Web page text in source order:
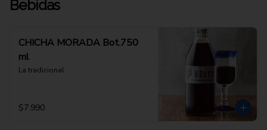
Bebidas
CHICHA MORADA Bot.750
ml
La tradicional
$7.990